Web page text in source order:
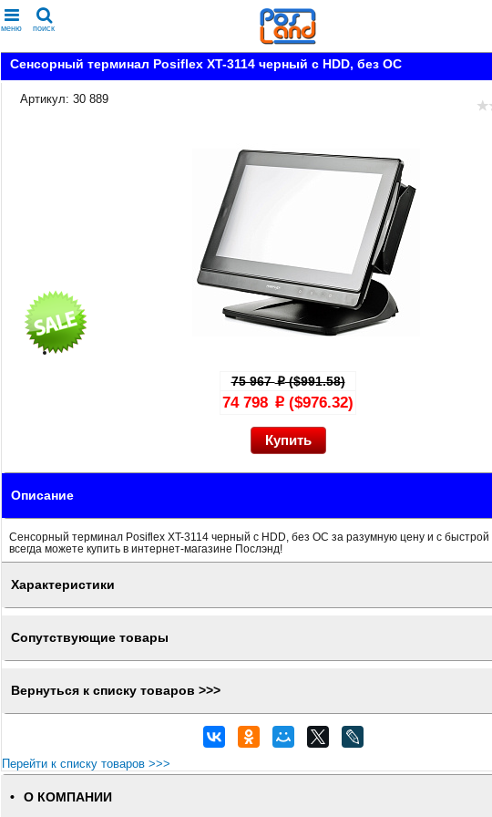
меню поиск
Сенсорный терминал Posiflex XT-3114 черный c HDD, без ОС
Артикул: 30 889
75 967p($991.58)
74 798 p ($976.32)
Описание
Сенсорный терминал Posiflex XT-3114 черный c HDD, без ОС за разумную цену и с быстрой
всегда можете купить в интернет-магазине Послэнд!
Характеристики
Сопутствующие товары
Вернуться к списку товаров >>>
Перейти к списку товаров >>>
О КОМПАНИИ